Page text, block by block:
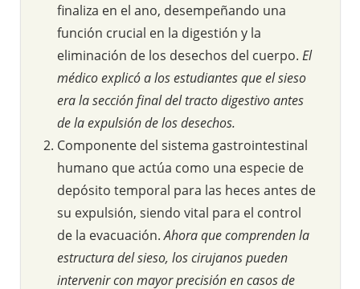
finaliza en el ano, desempeñando una
función crucial en la digestión y la
eliminación de los desechos del cuerpo. El
médico explicó a los estudiantes que el sieso
era la sección final del tracto digestivo antes
de la expulsión de los desechos.
Componente del sistema gastrointestinal
humano que actúa como una especie de
depósito temporal para las heces antes de
su expulsión, siendo vital para el control
de la evacuación.Ahora que comprenden la
estructura del sieso, los cirujanos pueden
intervenir con mayor precisión en casos de